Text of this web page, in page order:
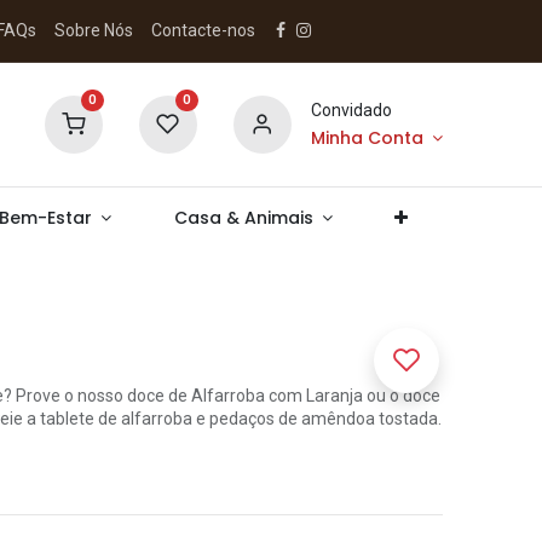
FAQs Sobre Nós Contacte-nos
0 0
Convidado
Minha Conta
Estar Casa & Animais
Prove o nosso doce de Alfarroba com Laranja ou o doce
a tablete de alfarroba e pedaços de amêndoa tostada.